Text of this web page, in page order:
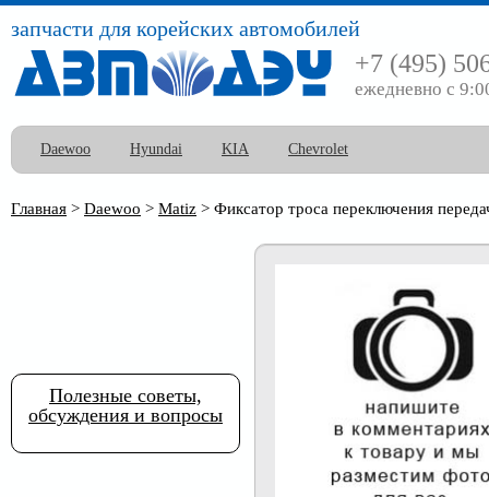
запчасти для корейских автомобилей
+7 (495)
ежедневно с
Daewoo Hyundai KIA Chevrolet
Главная > Daewoo > Matiz > Фиксатор троса переключения
Полезные советы,
обсуждения и вопросы